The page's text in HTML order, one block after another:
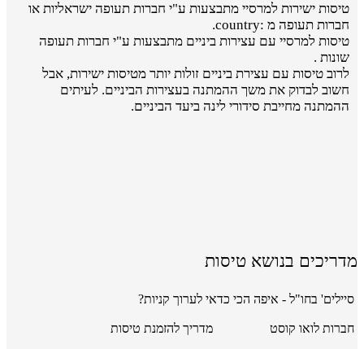
טיסות ישירות למרסיי מתבצעות ע"י חברות תעופה ישראליות או
חברות תעופה מ :country.
טיסות למרסיי עם עצירות ביניים מתבצעות ע"י חברות תעופה
שונות .
לרוב טיסות עם עצירת ביניים זולות יותר מטיסות ישירות, אבל
חשוב לבדוק את משך ההמתנה בעצירות הביניים. לעיתים
ההמתנה מחייבת סידורי לינה ביעד הביניים.
מדריכים בנושא טיסות
סיילים' בחו"ל - איפה הכי כדאי לערוך קניות?
חברות לואו קוסט מדריך להזמנת טיסות